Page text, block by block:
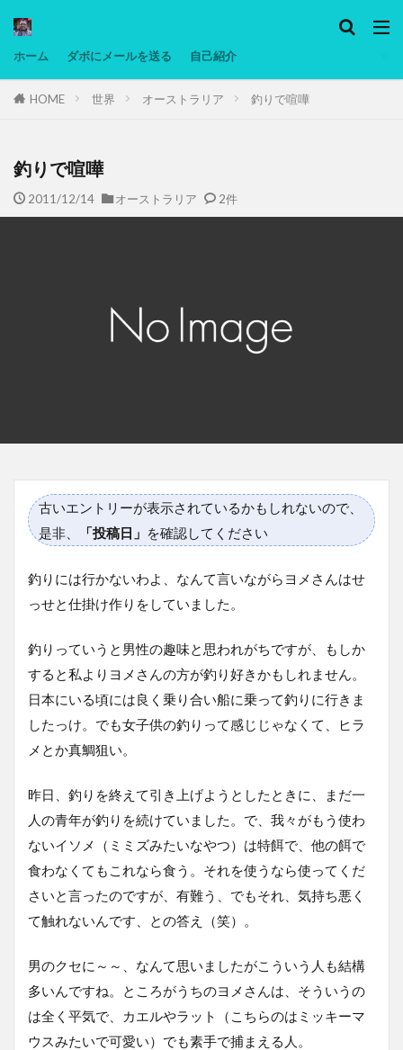
ホーム ダボにメールを送る 自己紹介
HOME 世界 オーストラリア 釣りで喧嘩
釣りで喧嘩
2011/12/14 オーストラリア 2件
古いエントリーが表示されているかもしれないので、
是非、
「投稿日」 を確認してください
釣りには行かないわよ、なんて言いながらヨメさんはせ
っせと仕掛け作りをしていました。
釣りっていうと男性の趣味と思われがちですが、もしか
すると私よりヨメさんの方が釣り好きかもしれません。
日本にいる頃には良く乗り合い船に乗って釣りに行きま
したっけ。でも女子供の釣りって感じじゃなくて、ヒラ
メとか真鯛狙い。
昨日、釣りを終えて引き上げようとしたときに、まだ一
人の青年が釣りを続けていました。で、我々がもう使わ
ないイソメ（ミミズみたいなやつ）は特餌で、他の餌で
食わなくてもこれなら食う。それを使うなら使ってくだ
さいと言ったのですが、有難う、でもそれ、気持ち悪く
て触れないんです、との答え（笑）。
男のクセに～～、なんて思いましたがこういう人も結構
多いんですね。ところがうちのヨメさんは、そういうの
は全く平気で、カエルやラット（こちらのはミッキーマ
ウスみたいで可愛い）でも素手で捕まえる人。
タグ
マレーシア動画
備忘録
動画 日本人村社会 脱水シート